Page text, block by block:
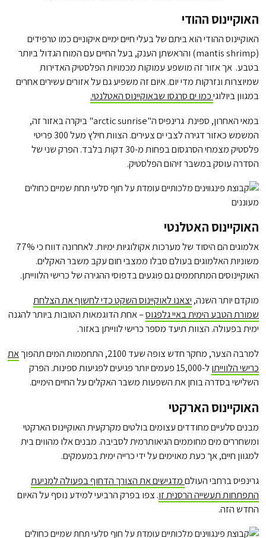
האוקיינוס ההודי
האוקיינוס ההודי הוא ביתם של בעלי חיים ימיים איקוניים כמו טרפידים
(mantis shrimp) והראשתן הענק, בעל החיים עם המוח הגדול ביותר
בטבע. אך אזור זה מושפע עמוקות מכמויות הפלסטיק האדירות
שמיוצרות ונזרקות מדי יום. איום זה משפיע גם על אזורים עשירים אחרים
במגוון ביולוגיכמו ים סרגסו שבאוקיינוס האטלנטי.
במאי האחרון, ספינת גרינפיס ה"arctic sunrise" ביקרה באזור זה,
המשמש כאזור דגירה לצבי ים צעירים. הצוות חילץ מעל 300 פריטי
פלסטיק מצמחי הסרגסום בפחות מ-30 דקות בלבד. הפרק שני של
הסדרה עוסק במשבר זיהום הפלסטיק.
האוקיינוס האטלנטי
אלמוגים הם היסוד של מערכות אקולוגיות ימיות. לאחרונה דווח כי 77%
משוניות האלמוגים בעולם סבלו ממצבי חום עקב משבר האקלים.
האוקיינוסים המתחממים גם פוגעים בדפוסי ההגירה של כרישי הלווייתן.
מוקדם יותר השנה, יצאנו לאוקיינוס השקט כדי לחשוף את הצלחת
שמורת הטבע הימית באיי גלפגוס– אחת הדוגמאות הטובות ביותר להגנה
ימית בפעולה. הצוות תיעד מספר כרישי לווייתן באזור.
למרבה הצער, מחקר חדש צופה שעד 2100, התחממות המים תהפוך
את
כרישי הלווייתן
ל-15,000 פעמים יותר פגיעים לפגיעות ספינות. הפרק
השלישי בסדרה בוחן את השפעות משבר האקלים על החיים הימיים.
האוקיינוס הארקטי
מבנים סלעיים מחודדים עצומים בולטים מקרקעית האוקיינוס הארקטי
ומשחררים מים מחוממים הגיאותרמית לסביבה. מבנים אלו מהווים בית
למגוון חיים, אך כעת מאוימים על ידי כרייה ימית במעמקים.
גרינפיס ברחבי העולםמדגישים את הצורך הדחוף בפעולה למניעת
התפתחות תעשייה הרסנית זו. צפו בפרק הרביעי למידע נוסף על האיום
החדש הזה.